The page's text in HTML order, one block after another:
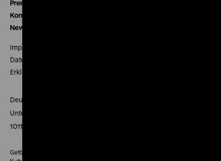
Presse
Kontakt
Newsletter
Impressum
Datenschutz
Erklärung digitale Barrierefreiheit
Deutsches Historisches Museum
Unter den Linden 2
10117 Berlin
Gefördert mit Mitteln des Beauftragten der Bundesregierung für